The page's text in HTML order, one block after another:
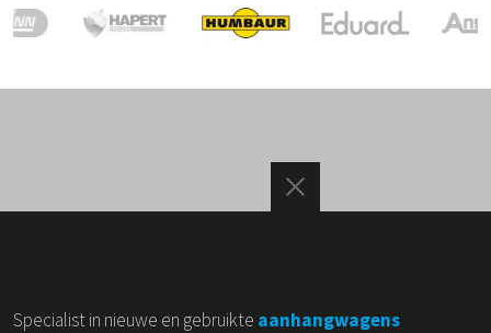
Specialist in nieuwe en gebruikte aanhangwagens